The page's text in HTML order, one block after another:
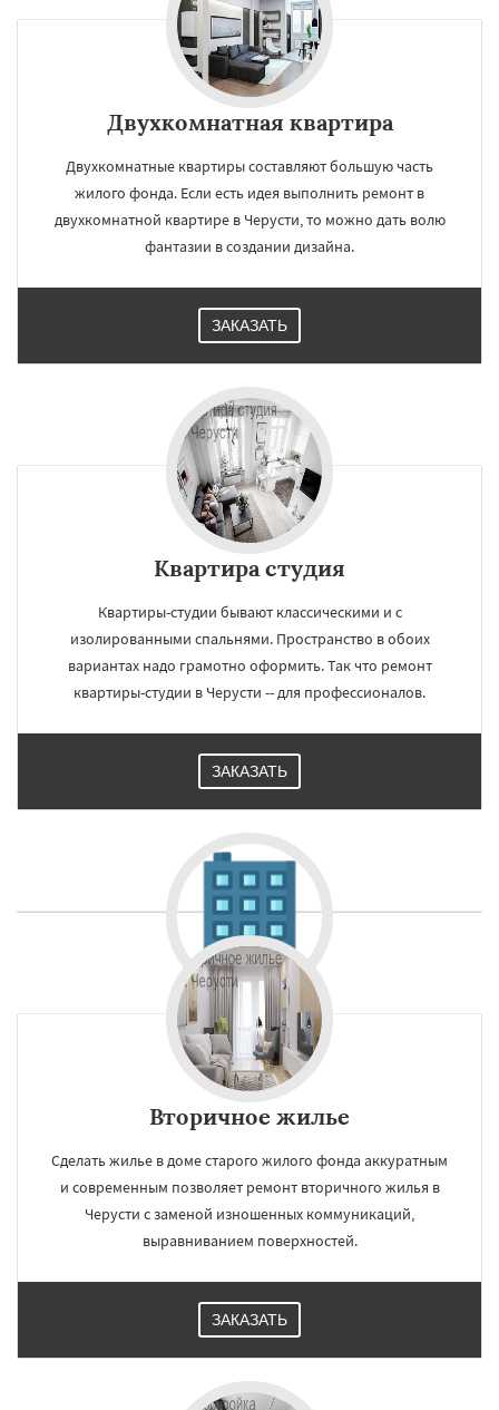
Двухкомнатная квартира
Двухкомнатные квартиры составляют большую часть
жилого фонда. Если есть идея выполнить ремонт в
двухкомнатной квартире в Черусти, то можно дать волю
фантазии в создании дизайна.
ЗАКАЗАТЬ
Квартира студия
Квартиры-студии бывают классическими и с
изолированными спальнями. Пространство в обоих
вариантах надо грамотно оформить. Так что ремонт
квартиры-студии в Черусти -- для профессионалов.
ЗАКАЗАТЬ
Вторичное жилье
Сделать жилье в доме старого жилого фонда аккуратным
и современным позволяет ремонт вторичного жилья в
Черусти с заменой изношенных коммуникаций,
выравниванием поверхностей.
ЗАКАЗАТЬ